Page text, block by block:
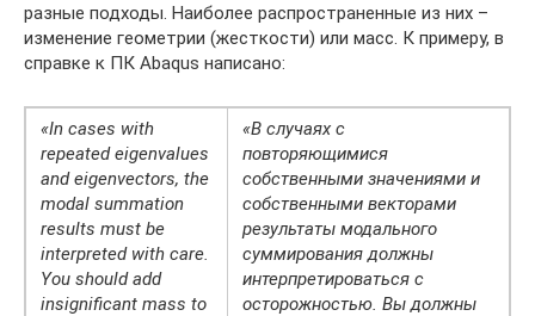
разные подходы. Наиболее распространенные из них –
изменение геометрии (жесткости) или масс. К примеру, в
справке к ПК Abaqus написано:
«In cases with
repeated eigenvalues
and eigenvectors, the
modal summation
results must be
interpreted with care.
You should add
insignificant mass to
«В случаях с
повторяющимися
собственными значениями и
собственными векторами
результаты модального
суммирования должны
интерпретироваться с
осторожностью. Вы должны